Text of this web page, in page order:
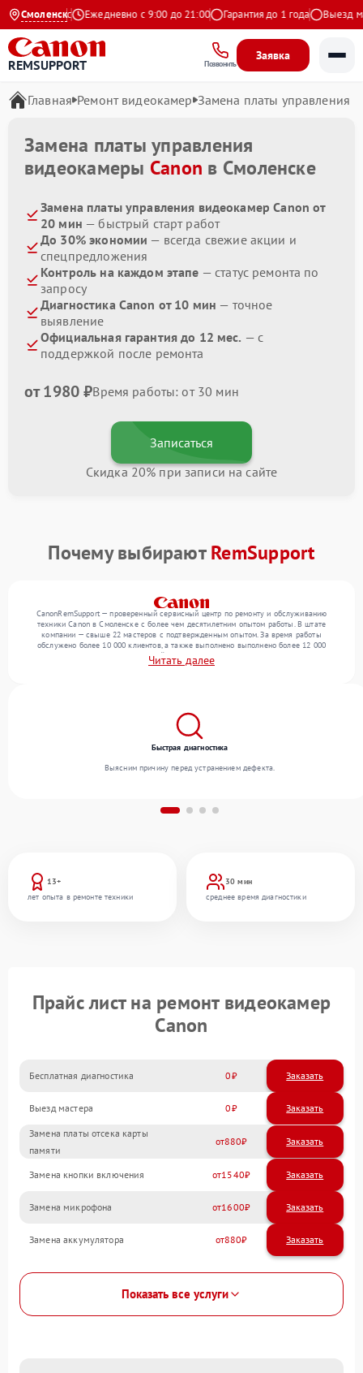
Смоленск
на Яндекс Ежедневно с 9:00 до 21:00 Гарантия до 1 года Выезд
REMSUPPORT Позвонить
Заявка
Главная Ремонт видеокамер Замена платы управления
Замена платы управления
видеокамеры Canon в Смоленске
Замена платы управления видеокамер Canon от
20 мин — быстрый старт работ
До 30% экономии — всегда свежие акции и
спецпредложения
Контроль на каждом этапе — статус ремонта по
запросу
Диагностика Canon от 10 мин — точное
выявление
Официальная гарантия до 12 мес. — с
поддержкой после ремонта
от 1980 ₽Время работы: от 30 мин
Записаться
Скидка 20% при записи на сайте
Почему выбираютRemSupport
CanonRemSupport — проверенный сервисный центр по ремонту и обслуживанию
техники Canon в Смоленске с более чем десятилетним опытом работы. В штате
компании — свыше 22 мастеров с подтвержденным опытом. За время работы
обслужено более 10 000 клиентов, а также выполнено выполнено более 12 000
ремонтов. Ежемесячно в сервисный центр поступает свыше 300 единиц техники,
включая , , . Мы выполняем ремонт различного уровня сложности и предлагаем
Читать далее
13+
лет опыта в ремонте техники
30 мин
среднее время диагностики
Быстрая диагностика
Выясним причину перед устранением дефекта.
Прайс лист на ремонт видеокамер
Canon
Бесплатная диагностика 0 Заказать
Выезд мастера 0 Заказать
Замена платы отсека карты
памяти
880
Замена кнопки включения 1540
Замена микрофона 1600
Замена аккумулятора 880
Показать все услуги